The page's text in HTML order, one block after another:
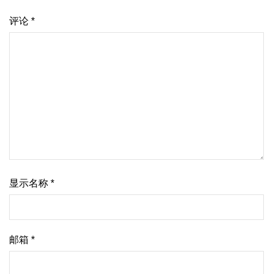
评论 *
显示名称 *
邮箱 *